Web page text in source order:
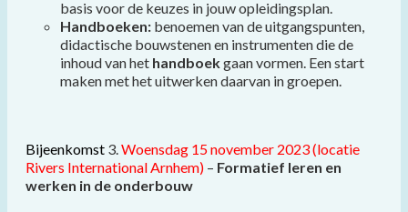
basis voor de keuzes in jouw opleidingsplan.
Handboeken:benoemen van de uitgangspunten,
didactische bouwstenen en instrumenten die de
inhoud van het handboekgaan vormen. Een start
maken met het uitwerken daarvan in groepen.
Bijeenkomst 3.Woensdag 15 november 2023 (locatie
Rivers International Arnhem) – Formatief leren en
werken in de onderbouw